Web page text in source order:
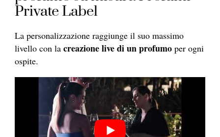
Private Label
La personalizzazione raggiunge il suo massimo
livello con la creazione live di un profumo per ogni
ospite.